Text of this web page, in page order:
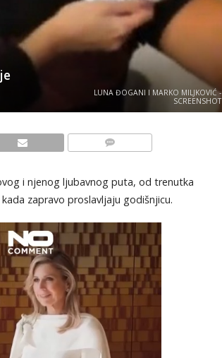
LUNA ĐOGANI I MARKO MILJKOVIĆ -
SCREENSHOT
i njenog ljubavnog puta, od trenutka
zapravo proslavljaju godišnjicu.